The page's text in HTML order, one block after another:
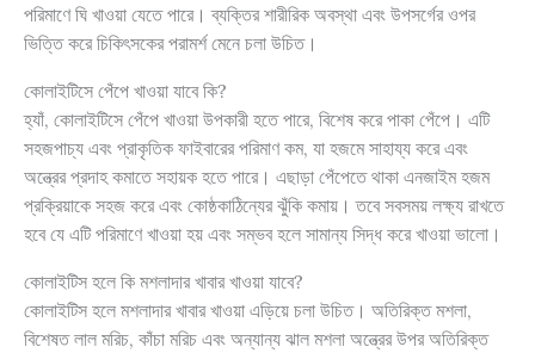
পরিমাণে ঘি খাওয়া যেতে পারে। ব্যক্তির শারীরিক অবস্থা এবং উপসর্গের ওপর
ভিত্তি করে চিকিৎসকের পরামর্শ মেনে চলা উচিত।
কোলাইটিসে পেঁপে খাওয়া যাবে কি?
হ্যাঁ, কোলাইটিসে পেঁপে খাওয়া উপকারী হতে পারে, বিশেষ করে পাকা পেঁপে। এটি
সহজপাচ্য এবং প্রাকৃতিক ফাইবারের পরিমাণ কম, যা হজমে সাহায্য করে এবং
অন্ত্রের প্রদাহ কমাতে সহায়ক হতে পারে। এছাড়া পেঁপেতে থাকা এনজাইম হজম
প্রক্রিয়াকে সহজ করে এবং কোষ্ঠকাঠিন্যের ঝুঁকি কমায়। তবে সবসময় লক্ষ্য রাখতে
হবে যে এটি পরিমাণে খাওয়া হয় এবং সম্ভব হলে সামান্য সিদ্ধ করে খাওয়া ভালো।
কোলাইটিস হলে কি মশলাদার খাবার খাওয়া যাবে?
কোলাইটিস হলে মশলাদার খাবার খাওয়া এড়িয়ে চলা উচিত। অতিরিক্ত মশলা,
বিশেষত লাল মরিচ, কাঁচা মরিচ এবং অন্যান্য ঝাল মশলা অন্ত্রের উপর অতিরিক্ত